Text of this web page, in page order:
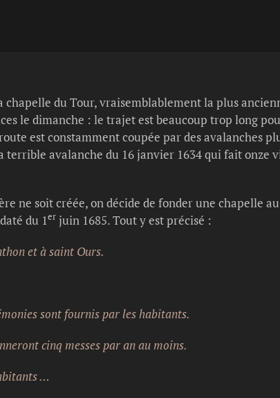
chapelle du Tour, vraisemblablement la plus
le dimanche : le trajet est beaucoup trop long
est constamment coupée par des avalanches
terrible avalanche du 16 janvier 1634 qui fait onze
ne soit créée, on décide de fonder une chapelle
du 1er juin 1685. Tout y est précisé :
et à saint Ours.
sont fournis par les habitants.
cinq messes par an au moins.
…